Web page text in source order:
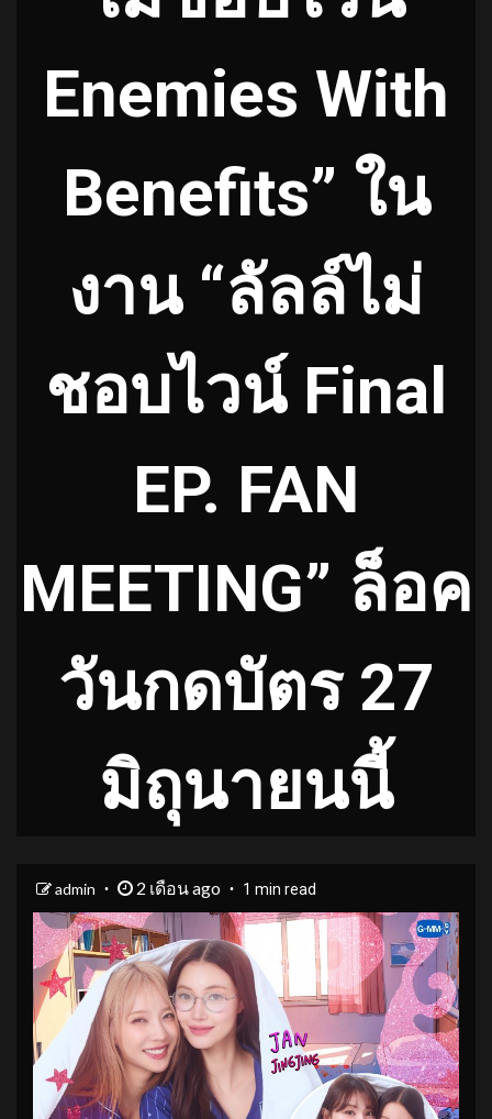
Enemies With
Benefits” ใน
งาน “ลัลล์ไม่
ชอบไวน์ Final
EP. FAN
MEETING” ล็อค
วันกดบัตร 27
มิถุนายนนี้
admin 2 เดือน ago 1 min read